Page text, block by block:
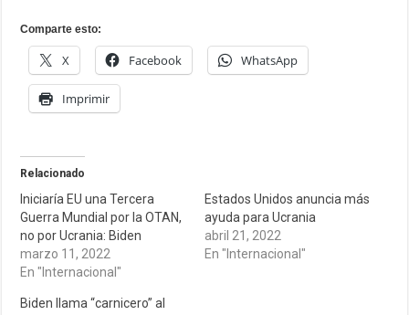
Comparte esto:
X Facebook WhatsApp
Imprimir
Relacionado
Iniciaría EU una Tercera
Guerra Mundial por la OTAN,
no por Ucrania: Biden
marzo 11, 2022
En "Internacional"
Estados Unidos anuncia más
ayuda para Ucrania
abril 21, 2022
En "Internacional"
Biden llama “carnicero” al